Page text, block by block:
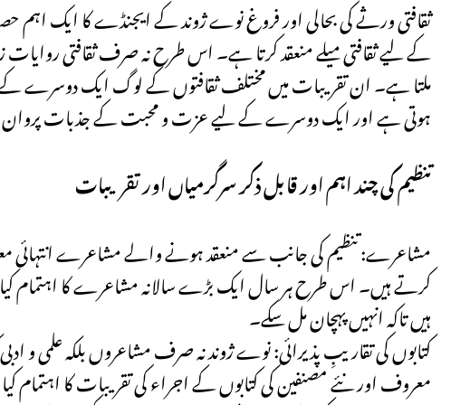
ثقافتی ورثے کی بحالی اور فروغ نوے ژوند کے ایجنڈے کا ایک اہم
کے لیے ثقافتی میلے منعقد کرتا ہے۔ اس طرح نہ صرف ثقافتی
ملتا ہے۔ ان تقریبات میں مختلف ثقافتوں کے لوگ ایک دوسرے
ہوتی ہے اور ایک دوسرے کے لیے عزت و محبت کے جذبات پروان
تنظیم کی چند اہم اور قابل ذکر سرگرمیاں اور تقریبات
مشاعرے: تنظیم کی جانب سے منعقد ہونے والے مشاعرے انتہائی
کرتے ہیں۔ اس طرح ہر سال ایک بڑے سالانہ مشاعرے کا اہتمام
ہیں تاکہ انہیں پہچان مل سکے۔
کتابوں کی تقاریبِ پذیرائی: نوے ژوند نہ صرف مشاعروں بلکہ علمی و
معروف اور نئے مصنفین کی کتابوں کے اجراء کی تقریبات کا اہتمام